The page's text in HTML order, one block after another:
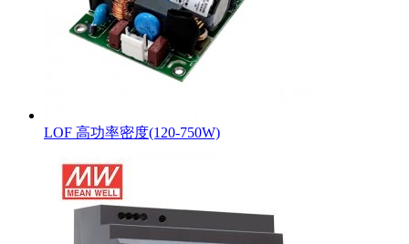
LOF 高功率密度(120-750W)